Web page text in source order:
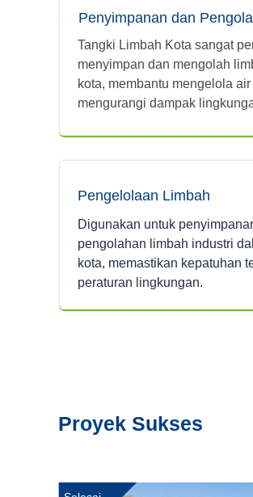
Penyimpanan dan
Pengelolaan Limbah
Tangki Limbah Kota sangat
menyimpan dan mengolah
kota, membantu mengelola
mengurangi dampak
Digunakan untuk
pengolahan limbah industri
kota, memastikan kepatuhan
peraturan lingkungan.
Proyek Sukses